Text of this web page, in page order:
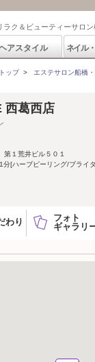
ラク＆ビューティーサロン
アスタイル ネイル
ップ> エステサロン船橋
西葛西店
１荒井ビル５０１
[ハーブピーリング/ブライ
わり
フォト
ギャラリ